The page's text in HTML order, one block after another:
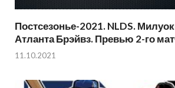
Постсезонье-2021. NLDS.
Атланта Брэйвз. Превью 2-го
11.10.2021